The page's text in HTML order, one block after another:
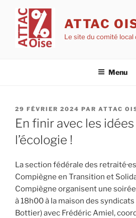
contenu
principal
ATTAC
Le site du comité local
Menu
PUBLIÉ
LE
29 FÉVRIER 2024 PAR ATTAC
En finir avec les
l’écologie !
La section fédérale des
Compiègne en Transition et
Compiègne organisent une
à 18h00 à la maison des
Bottier) avec Frédéric Amiel,